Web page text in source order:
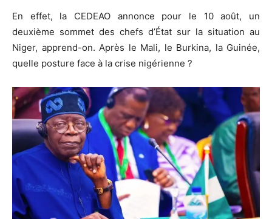
En effet, la CEDEAO annonce pour le 10 août, un
deuxième sommet des chefs d’État sur la situation au
Niger, apprend-on. Après le Mali, le Burkina, la Guinée,
quelle posture face à la crise nigérienne ?